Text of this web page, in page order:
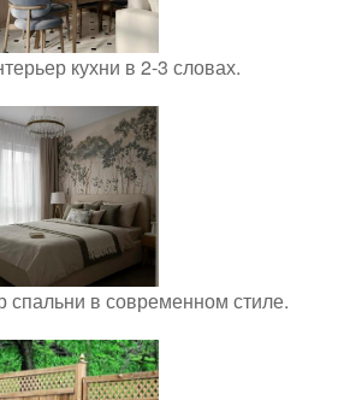
кухни в 2-3 словах.
спальни в современном стиле.